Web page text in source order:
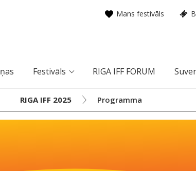
Mans festivāls
Festivāls RIGA IFF FORUM
RIGA IFF 2025 Programma